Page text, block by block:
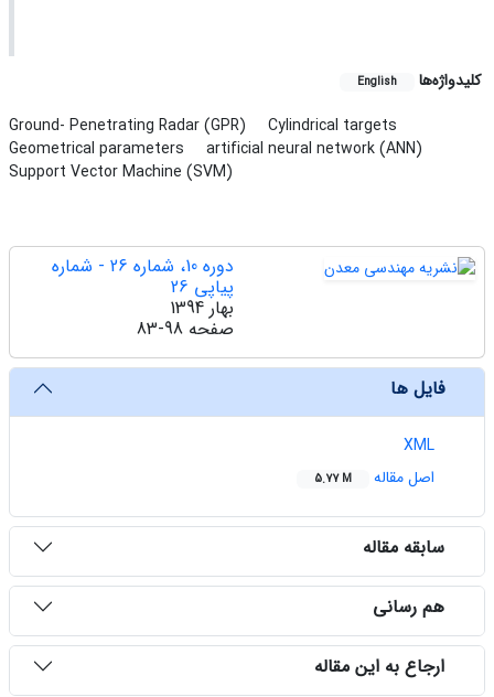
کلیدواژه‌ها English
Ground- Penetrating Radar (GPR)
Cylindrical targets
Geometrical parameters
artificial neural network (ANN)
Support Vector Machine (SVM)
دوره 10، شماره 26 - شماره
پیاپی 26
بهار 1394
صفحه 83-98
فایل ها
XML
اصل مقاله
5.77 M
سابقه مقاله
هم رسانی
ارجاع به این مقاله